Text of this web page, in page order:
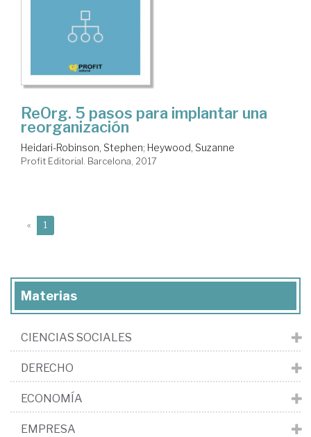
ReOrg. 5 pasos para implantar una
reorganización
Heidari-Robinson, Stephen; Heywood, Suzanne
Profit Editorial. Barcelona, 2017
« 1
Materias
CIENCIAS SOCIALES
DERECHO
ECONOMÍA
EMPRESA